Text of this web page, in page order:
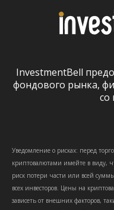
InvestmentBell
фондового рынка,
со
Уведомление о рисках: перед
криптовалютами имейте в виду,
риск потери части или всей
всех инвесторов. Цены на
зависеть от внешних факторов,